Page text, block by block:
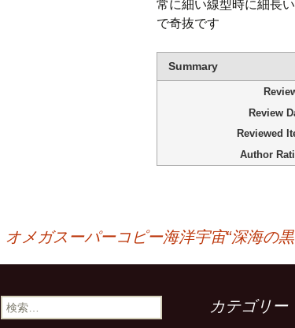
常に細い線型時に細長
で奇抜です
Summary
Review
Reviewed
Author
オメガスーパーコピー海洋宇宙“深海の
検
索
カテゴリー